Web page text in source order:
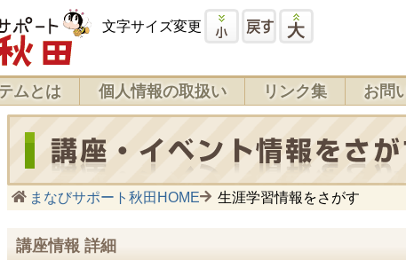
文字サイズ変更
ムとは 個人情報の取扱い リンク集 お問
まなびサポート秋田HOME 生涯学習情報をさがす
講座情報 詳細